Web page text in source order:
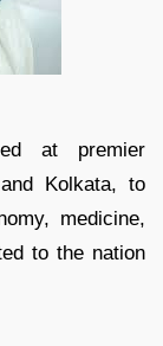
at premier
Kolkata, to
medicine,
to the nation